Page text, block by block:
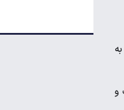
به
و